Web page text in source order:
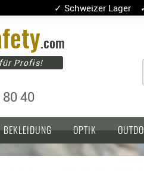
✓ Schweizer Lager
.com
Profis!
80 40
BEKLEIDUNG OPTIK